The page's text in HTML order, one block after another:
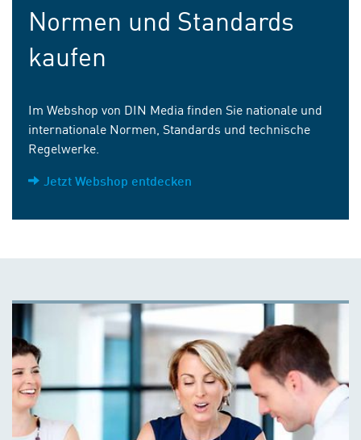
Normen und Standards
kaufen
Im Webshop von DIN Media finden Sie nationale und
internationale Normen, Standards und technische
Regelwerke.
Jetzt Webshop entdecken